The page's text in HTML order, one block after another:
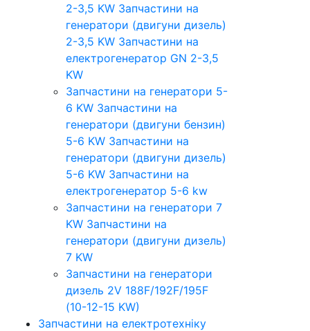
2-3,5 KW Запчастини на
генератори (двигуни дизель)
2-3,5 KW Запчастини на
електрогенератор GN 2-3,5
KW
Запчастини на генератори 5-
6 KW Запчастини на
генератори (двигуни бензин)
5-6 KW Запчастини на
генератори (двигуни дизель)
5-6 KW Запчастини на
електрогенератор 5-6 kw
Запчастини на генератори 7
KW Запчастини на
генератори (двигуни дизель)
7 KW
Запчастини на генератори
дизель 2V 188F/192F/195F
(10-12-15 KW)
Запчастини на електротехніку